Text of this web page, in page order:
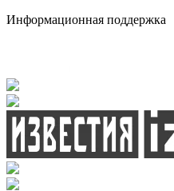
Информационная поддержка